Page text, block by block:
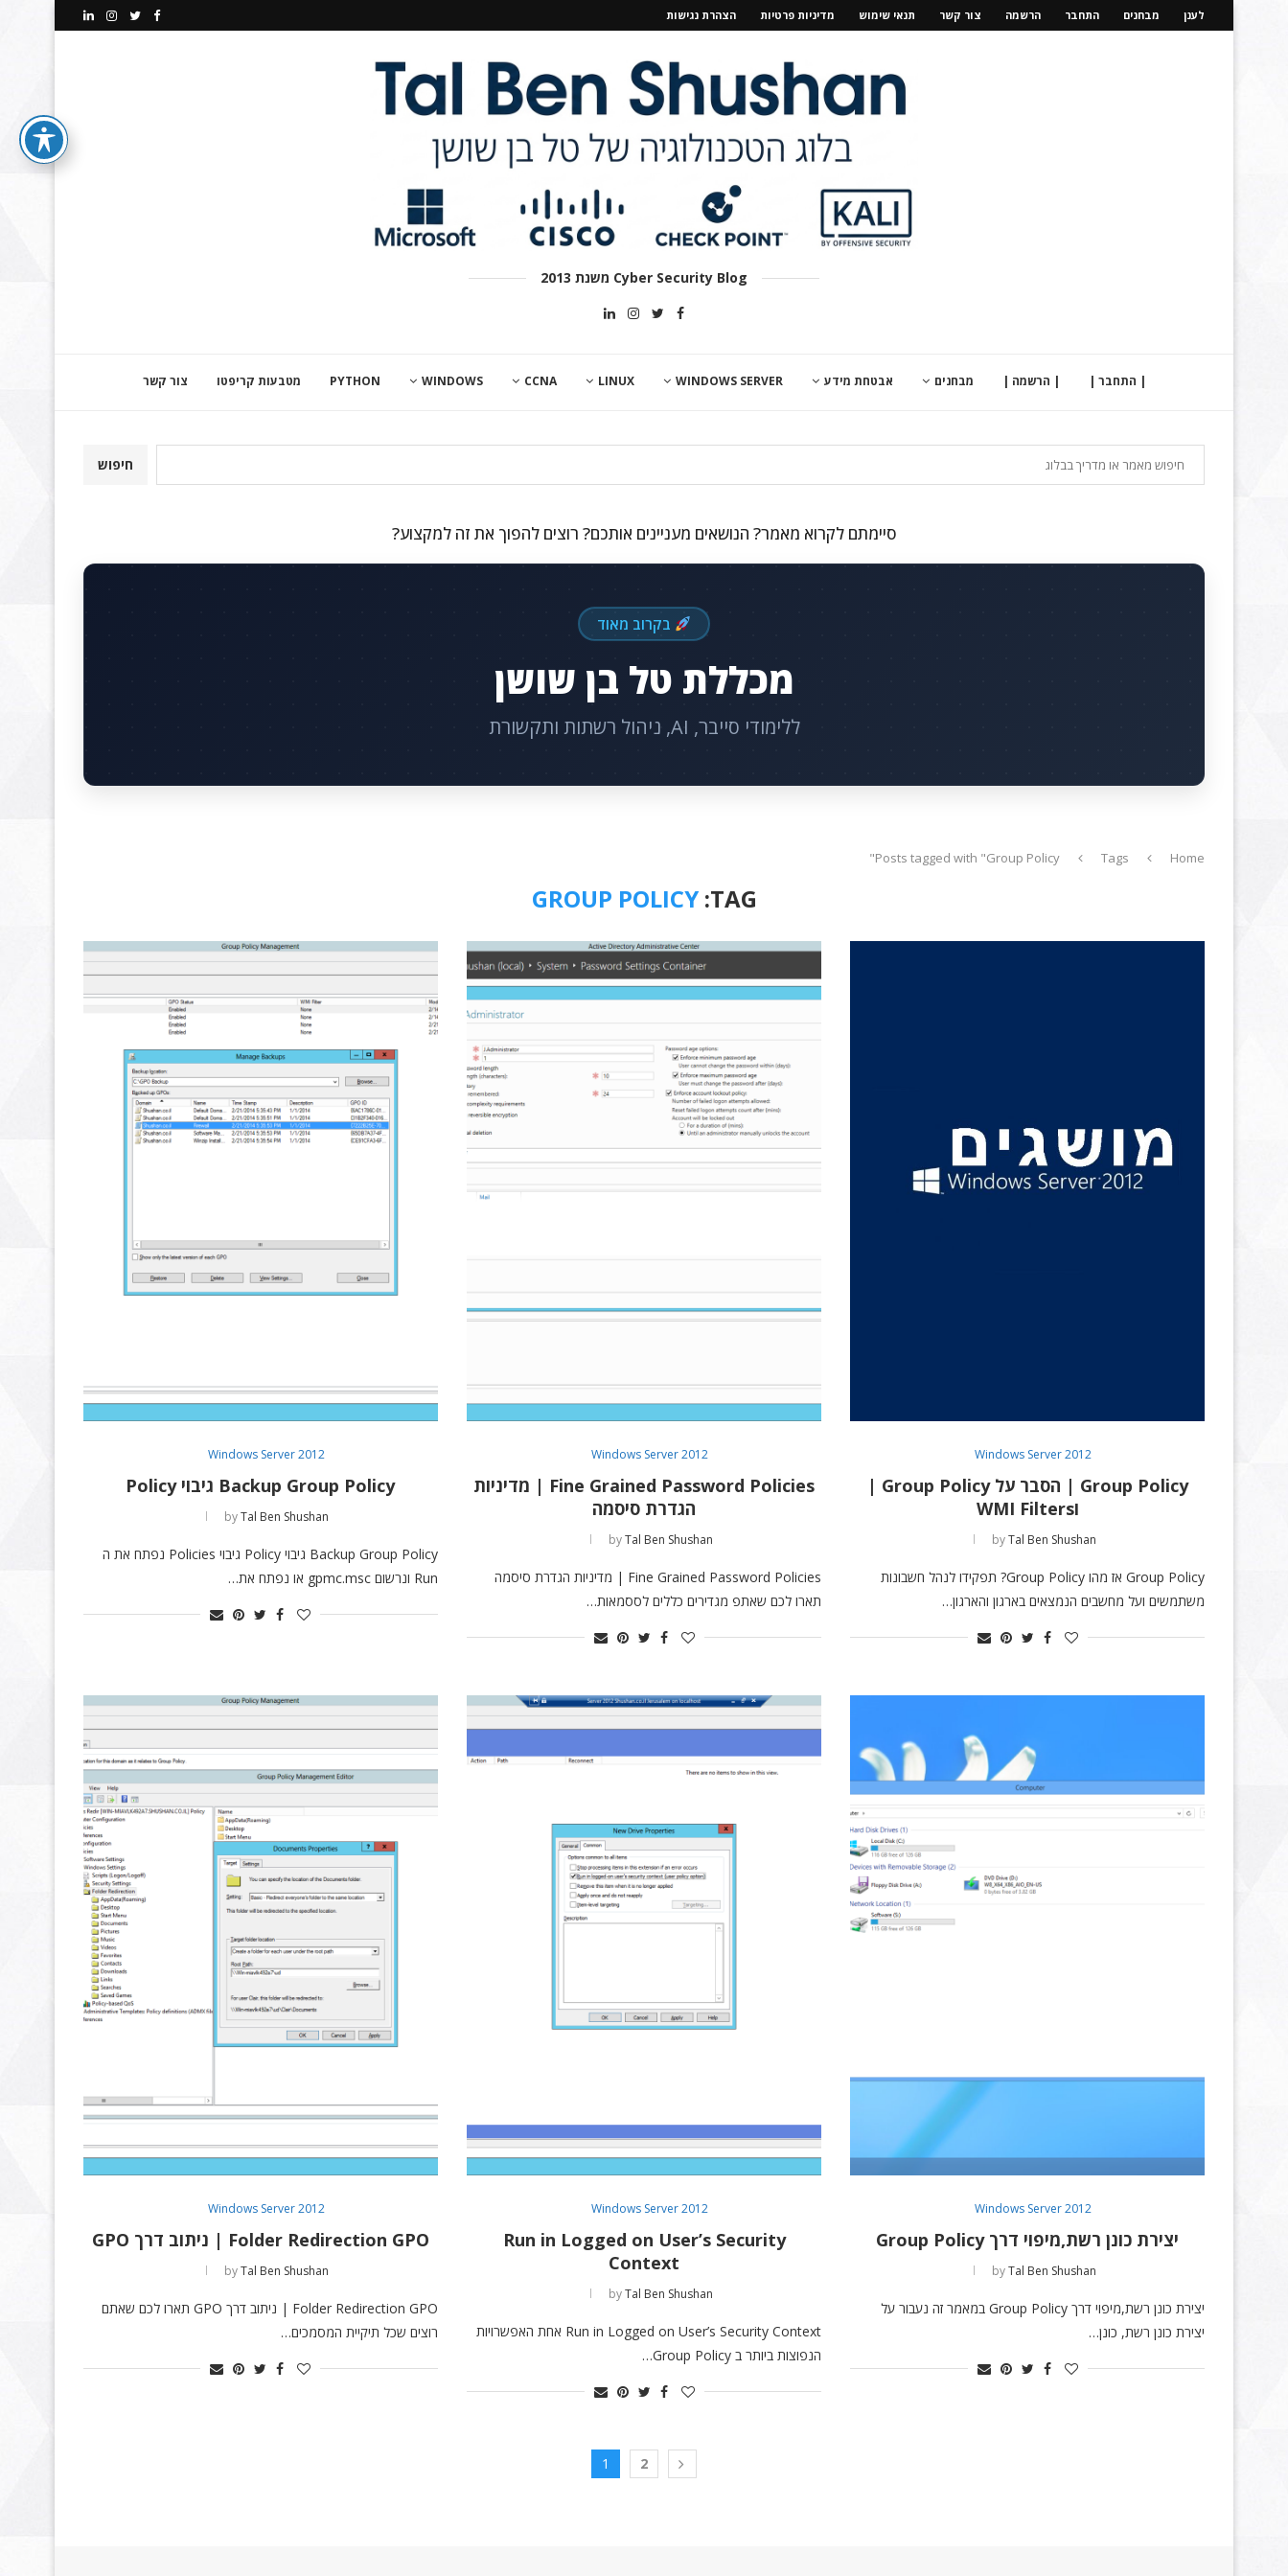
לענן מבחנים התחבר הרשמה צור קשר תנאי שימוש מדיניות פרטיות הצהרת נגישות
Cyber Security Blog משנת 2013
| התחבר | | הרשמה | מבחנים אבטחת מידע WINDOWS SERVER
LINUX
CCNA
WINDOWS
PYTHON מטבעות קריפטו צור קשר
חיפוש
סיימתם לקרוא מאמר? הנושאים מעניינים אותכם? רוצים להפוך את זה למקצוע?
בקרוב מאוד
מכללת טל בן שושן
ללימודי סייבר, AI, ניהול רשתות ותקשורת
Home
Tags
Posts tagged with "Group Policy"
TAG:
GROUP POLICY
Windows Server 2012
Group Policy | הסבר על Group Policy |
וWMI Filters
byTal Ben Shushan
Group Policy אז מהו Group Policy? תפקידו לנהל חשבונות
משתמשים ועל מחשבים הנמצאים בארגון והארגון…
Windows Server 2012
Fine Grained Password Policies | מדיניות
הגדרת סיסמה
byTal Ben Shushan
Fine Grained Password Policies | מדיניות הגדרת סיסמה
תארו לכם שאתפ מגדירים כללים לססמאות…
Windows Server 2012
Backup Group Policy גיבוי Policy
byTal Ben Shushan
Backup Group Policy גיבוי Policy גיבוי Policies נפתח את ה
Run ונרשום gpmc.msc או נפתח את…
Windows Server 2012
יצירת כונן רשת,מיפוי דרך Group Policy
byTal Ben Shushan
יצירת כונן רשת,מיפוי דרך Group Policy במאמר זה נעבור על
יצירת כונן רשת, כונן…
Windows Server 2012
Run in Logged on User’s Security
Context
byTal Ben Shushan
Run in Logged on User’s Security Context אחת האפשרויות
הנפוצות ביותר ב Group Policy…
Windows Server 2012
Folder Redirection GPO | ניתוב דרך GPO
byTal Ben Shushan
Folder Redirection GPO | ניתוב דרך GPO תארו לכם שאתם
רוצים שכל תיקיית המסמכים…
1 2